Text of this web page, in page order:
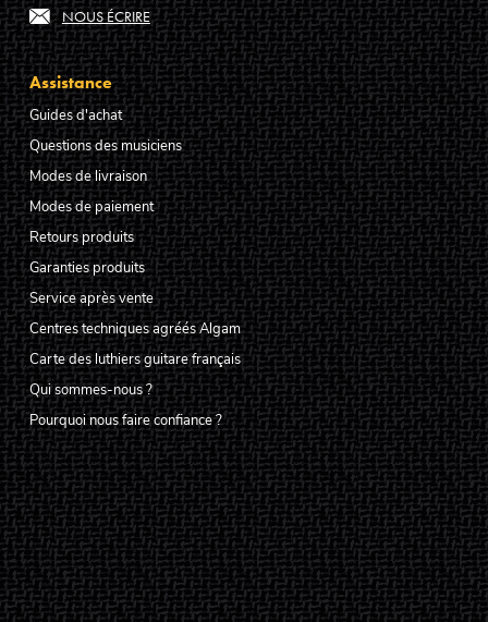
NOUS ÉCRIRE
Assistance
Guides d'achat
Questions des musiciens
Modes de livraison
Modes de paiement
Retours produits
Garanties produits
Service après vente
Centres techniques agréés Algam
Carte des luthiers guitare français
Qui sommes-nous ?
Pourquoi nous faire confiance ?